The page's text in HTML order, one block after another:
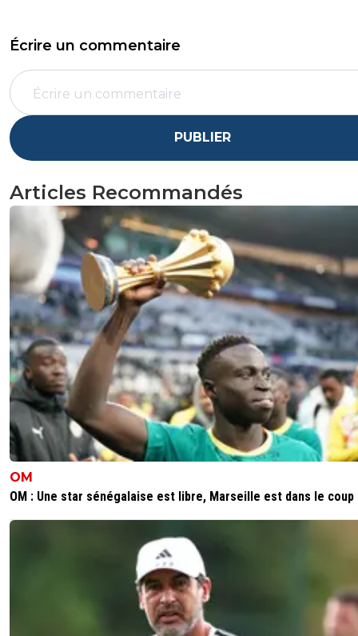
Écrire un commentaire
PUBLIER
Articles Recommandés
OM
OM : Une star sénégalaise est libre, Marseille est dans le coup